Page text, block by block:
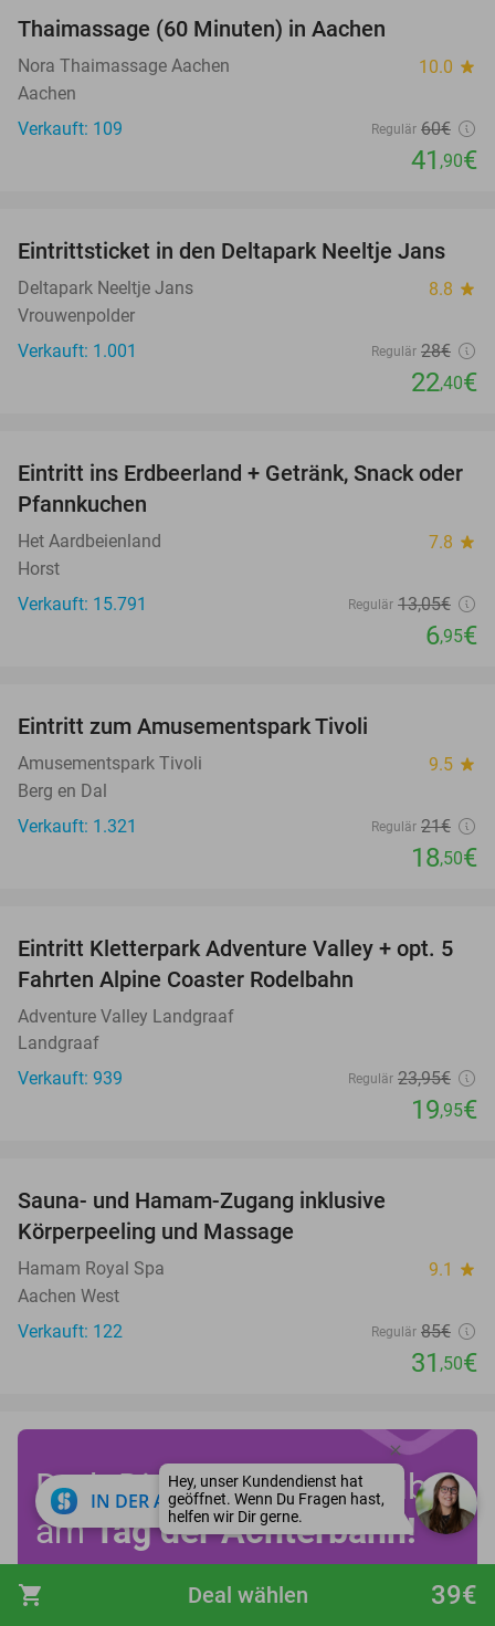
shopping_cart 39€
Deal wählen
Thaimassage (60 Minuten) in Aachen
Nora Thaimassage Aachen 10.0 star
Aachen
Verkauft: 109
Regulär 60€
41 ,90€
20%
Eintrittsticket in den Deltapark Neeltje Jans
Deltapark Neeltje Jans 8.8 star
Vrouwenpolder
Verkauft: 1.001
Regulär 28€
22,40€
47%
Eintritt ins Erdbeerland + Getränk, Snack oder
Pfannkuchen
Het Aardbeienland 7.8 star
Horst
Verkauft: 15.791
Regulär 13,05€
6,95€
Eintritt zum Amusementspark Tivoli
Amusementspark Tivoli 9.5 star
Berg en Dal
Verkauft: 1.321
Regulär 21€
18,50€
17%
Eintritt Kletterpark Adventure Valley + opt. 5
Fahrten Alpine Coaster Rodelbahn
Adventure Valley Landgraaf
Landgraaf
Verkauft: 939
Regulär 23,95€
19,95€
Sauna- und Hamam-Zugang inklusive
Körperpeeling und Massage
Hamam Royal Spa 9.1 star
Aachen West
Verkauft: 122
Regulär 85€
31 ,50€
Dreh Dich ab 19 € kopfüber
amTag der Achterbahn!
Sieh Dir alle Deals an
IN DER APP ÖFFNEN close